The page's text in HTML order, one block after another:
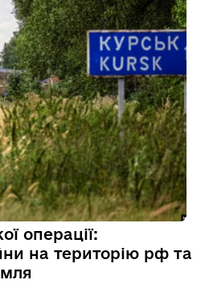
операції:
на територію рф та